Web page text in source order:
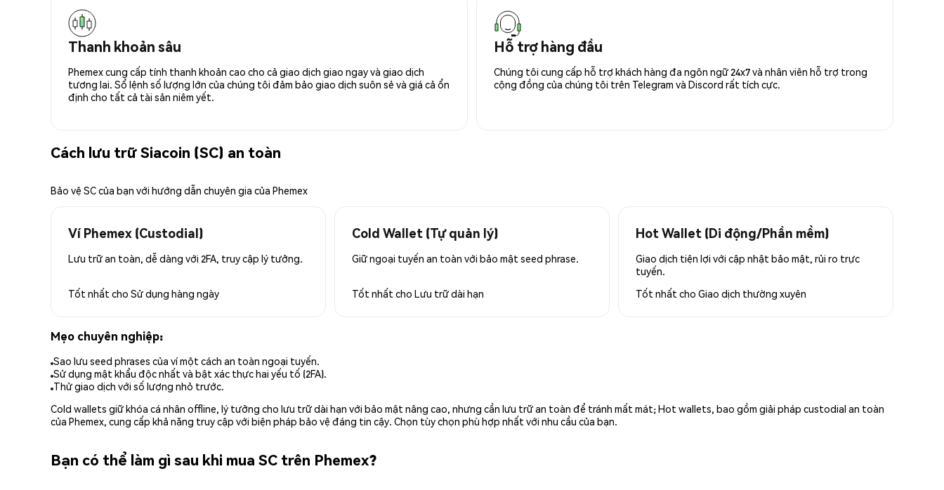
Thanh khoản sâu
Phemex cung cấp tính thanh khoản cao cho cả giao dịch giao ngay và giao dịch
tương lai. Sổ lệnh số lượng lớn của chúng tôi đảm bảo giao dịch suôn sẻ và giá cả ổn
định cho tất cả tài sản niêm yết.
Hỗ trợ hàng đầu
Chúng tôi cung cấp hỗ trợ khách hàng đa ngôn ngữ 24x7 và nhân viên hỗ trợ trong
cộng đồng của chúng tôi trên Telegram và Discord rất tích cực.
Cách lưu trữ Siacoin (SC) an toàn
Bảo vệ SC của bạn với hướng dẫn chuyên gia của Phemex
Ví Phemex (Custodial)
Lưu trữ an toàn, dễ dàng với 2FA, truy cập lý tưởng.
Tốt nhất cho Sử dụng hàng ngày
Cold Wallet (Tự quản lý)
Giữ ngoại tuyến an toàn với bảo mật seed phrase.
Tốt nhất cho Lưu trữ dài hạn
Hot Wallet (Di động/Phần mềm)
Giao dịch tiện lợi với cập nhật bảo mật, rủi ro trực
tuyến.
Tốt nhất cho Giao dịch thường xuyên
Mẹo chuyên nghiệp:
Sao lưu seed phrases của ví một cách an toàn ngoại tuyến.
Sử dụng mật khẩu độc nhất và bật xác thực hai yếu tố (2FA).
Thử giao dịch với số lượng nhỏ trước.
Cold wallets giữ khóa cá nhân offline, lý tưởng cho lưu trữ dài hạn với bảo mật nâng cao, nhưng cần lưu trữ an toàn để tránh mất mát; Hot wallets, bao gồm giải pháp custodial an toàn
của Phemex, cung cấp khả năng truy cập với biện pháp bảo vệ đáng tin cậy. Chọn tùy chọn phù hợp nhất với nhu cầu của bạn.
Bạn có thể làm gì sau khi mua SC trên Phemex?